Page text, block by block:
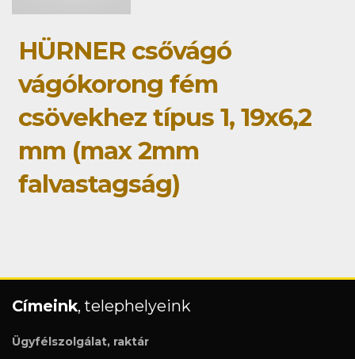
HÜRNER csővágó
vágókorong fém
csövekhez típus 1, 19x6,2
mm (max 2mm
falvastagság)
Címeink, telephelyeink
Ügyfélszolgálat, raktár